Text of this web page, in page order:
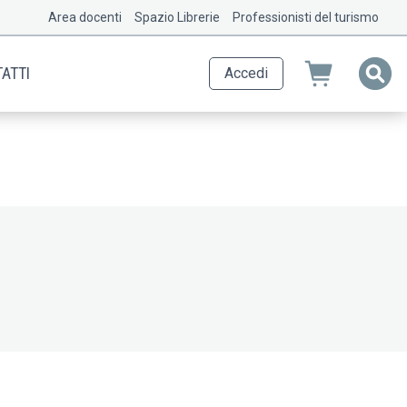
Area docenti Spazio Librerie Professionisti del turismo
Accedi